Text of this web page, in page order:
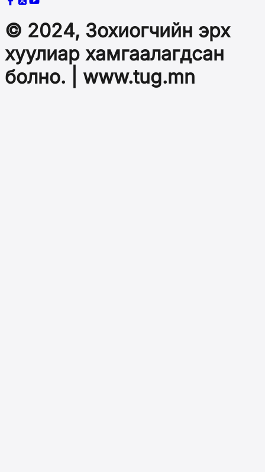
© 2024, Зохиогчийн эрх
хуулиар хамгаалагдсан
болно. | www.tug.mn